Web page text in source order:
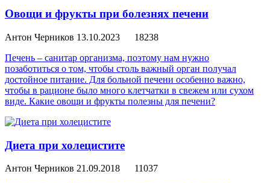
Овощи и фрукты при болезнях печени
Антон Черников 13.10.2023
18238
Печень – санитар организма, поэтому нам нужно
позаботиться о том, чтобы столь важный орган получал
достойное питание. Для больной печени особенно важно,
чтобы в рационе было много клетчатки в свежем или сухом
виде. Какие овощи и фрукты полезны для печени?
Диета при холецистите
Антон Черников 21.09.2018
11037